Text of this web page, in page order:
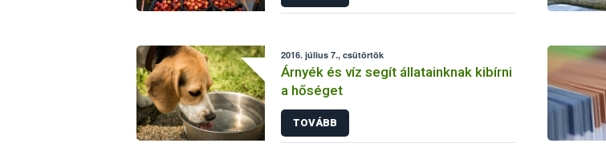
2016. július 7., csütörtök
Árnyék és víz segít állatainknak kibírni
a hőséget
TOVÁBB